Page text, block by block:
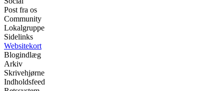
Post fra os
Community
Lokalgruppe
Sidelinks
Websitekort
Blogindlæg
Arkiv
Skrivehjørne
Indholdsfeed